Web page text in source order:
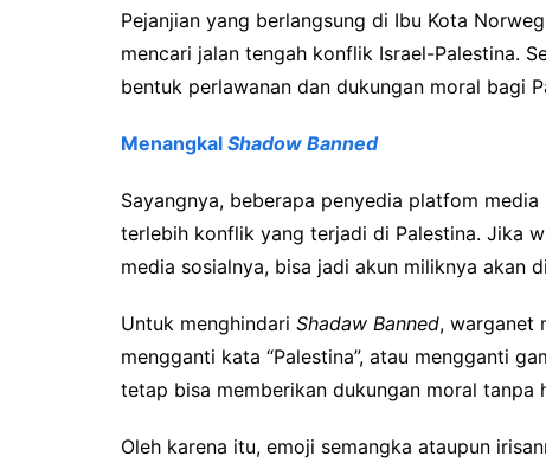
Pejanjian yang berlangsung di Ibu Kota
mencari jalan tengah konflik Israel-Palestina.
bentuk perlawanan dan dukungan moral bagi
Menangkal Shadow Banned
Sayangnya, beberapa penyedia platfom
terlebih konflik yang terjadi di Palestina. Jika
media sosialnya, bisa jadi akun miliknya akan
Untuk menghindari Shadaw Banned, warganet
mengganti kata “Palestina”, atau mengganti
tetap bisa memberikan dukungan moral tanpa
Oleh karena itu, emoji semangka ataupun